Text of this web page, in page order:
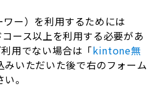
ー） を利用するためには
ース以上を利用する必要があ
用でない場合は「kintone無
みいただいた後で右のフォーム
。